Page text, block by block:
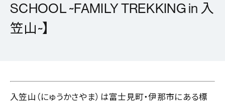
SCHOOL ~FAMILY TREKKING in 入
笠山~】
入笠山（にゅうかさやま）は富士見町・伊那市にある標